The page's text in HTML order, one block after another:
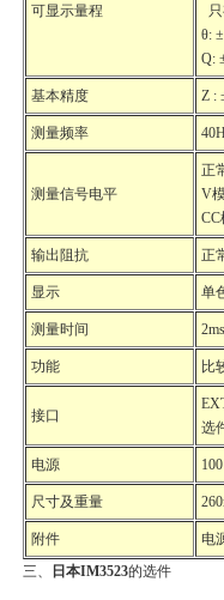
可显示量程
θ:
Q:
基本精度 Z :
测量频率
测量信号电平
正
V
CC
输出阻抗 正
显示 单
测量时间
功能 比
接口
选
电源
尺寸及重量
附件
电
三、
日本IM3523的选件